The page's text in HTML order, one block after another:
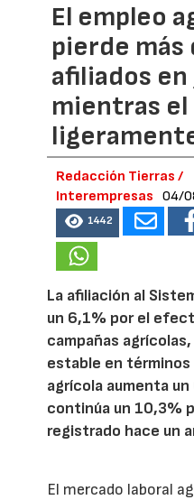
El empleo
pierde más
afiliados
mientras el
Redacción Tierras /
Interempresas
04/
1442
La afiliación al
un 6,1% por el
campañas
estable en términos
agrícola aumenta
continúa un 10,3%
registrado hace un
El mercado laboral